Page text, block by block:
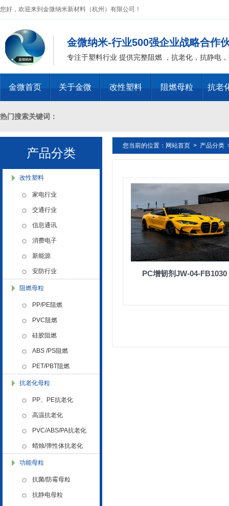
您好，欢迎来到金微纳米新材料（杭州）有限公司！
金微纳米-行业500强企业战略合作
专注于塑料行业 提供完整阻燃 ，抗老化，抗静电
金微首页 关于金微 改性塑料 阻燃母粒 抗老
热门搜索关键词：
十溴二苯乙烷母粒，三氧化二锑母粒，三氧化二锑替代物 PVC 无卤
燃 ABS阻燃 ，PA 阻燃，PET阻燃 ，PBT阻燃 ，环氧树脂阻燃，玻璃
化，抗静电母粒，阻燃料，抗老化料，环氧树脂抗老化，油漆涂料抗菌
色母粒 氧化诱导剂，
产品分类
改性塑料
家电行业
交通行业
信息通讯
消费电子
新能源
安防行业
阻燃母粒
PP/PE阻燃
PVC阻燃
硅胶阻燃
ABS /PS阻燃
PET/PBT阻燃
抗老化母粒
PP、PE抗老化
高温抗老化
PVC/ABS/PA抗老化
蜡烛/弹性体抗老化
功能母粒
抗菌/防霉母粒
抗静电母粒
金微纳米荣获“国家高新技术企
浙江省创新型企业稳定
金微纳米新材料 杭州）公司营
您当前的位置： 网站首页 > 产品分类
PC增韧剂JW-04-FB1030